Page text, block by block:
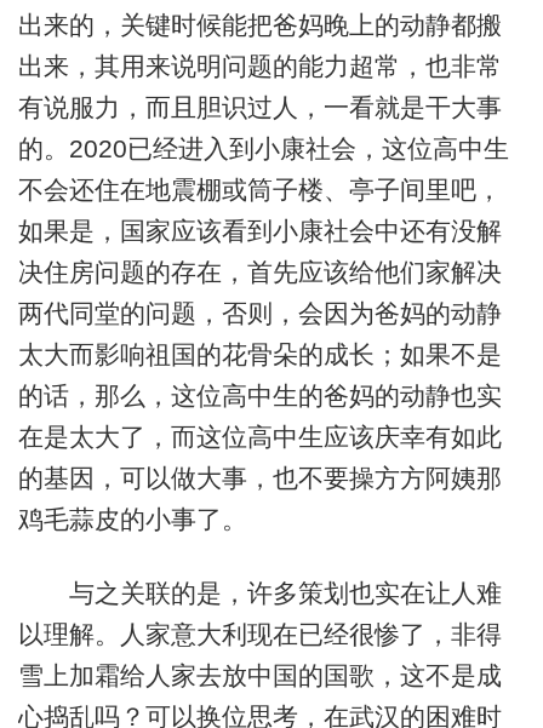
出来的，关键时候能把爸妈晚上的动静都搬
出来，其用来说明问题的能力超常，也非常
有说服力，而且胆识过人，一看就是干大事
的。2020已经进入到小康社会，这位高中生
不会还住在地震棚或筒子楼、亭子间里吧，
如果是，国家应该看到小康社会中还有没解
决住房问题的存在，首先应该给他们家解决
两代同堂的问题，否则，会因为爸妈的动静
太大而影响祖国的花骨朵的成长；如果不是
的话，那么，这位高中生的爸妈的动静也实
在是太大了，而这位高中生应该庆幸有如此
的基因，可以做大事，也不要操方方阿姨那
鸡毛蒜皮的小事了。
与之关联的是，许多策划也实在让人难
以理解。人家意大利现在已经很惨了，非得
雪上加霜给人家去放中国的国歌，这不是成
心捣乱吗？可以换位思考，在武汉的困难时